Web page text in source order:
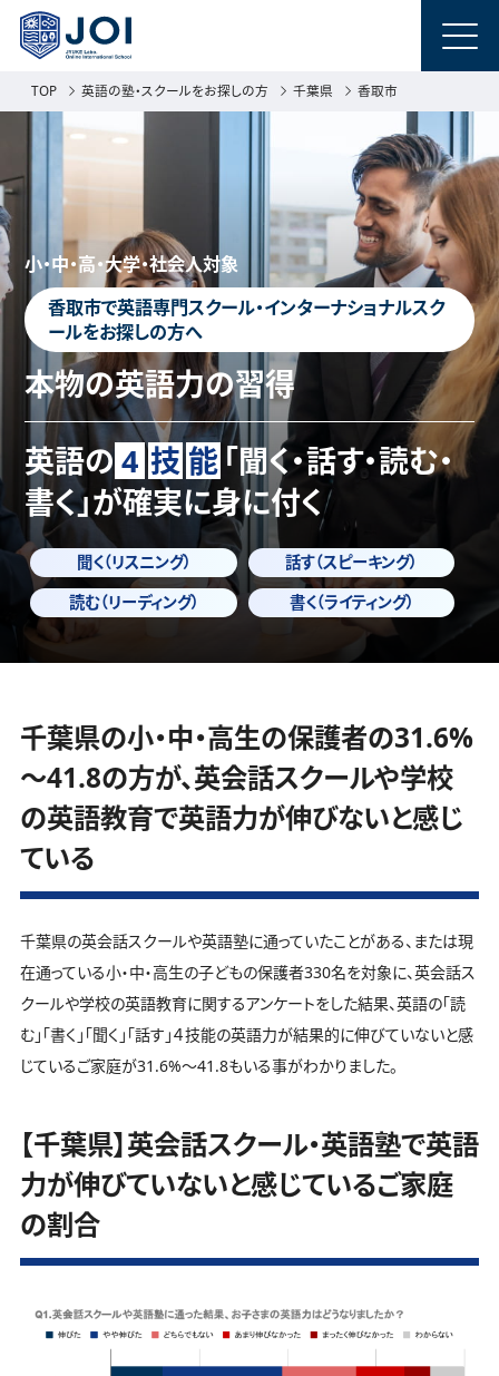
TOP 英語の塾・スクールをお探しの方 千葉県 香取市
小・中・高・大学・社会人対象
香取市で英語専門スクール・インターナショナルスク
ールをお探しの方へ
本物の英語力の習得
英語の 4 技能 「聞く・話す・読む・
書く」が確実に身に付く
聞く（リスニング）
話す（スピーキング）
読む（リーディング）
書く（ライティング）
千葉県の小・中・高生の保護者の31.6%
～41.8の方が、英会話スクールや学校
の英語教育で英語力が伸びないと感じ
ている
千葉県の英会話スクールや英語塾に通っていたことがある、または現
在通っている小・中・高生の子どもの保護者330名を対象に、英会話ス
クールや学校の英語教育に関するアンケートをした結果、英語の「読
む」「書く」「聞く」「話す」４技能の英語力が結果的に伸びていないと感
じているご家庭が31.6%～41.8もいる事がわかりました。
【千葉県】英会話スクール・英語塾で英語
力が伸びていないと感じているご家庭
の割合